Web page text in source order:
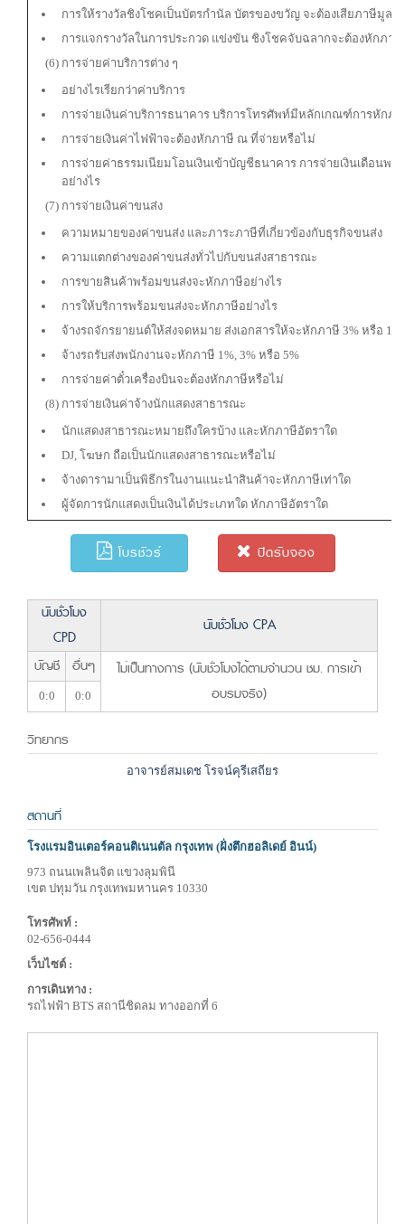
การให้รางวัลชิงโชคเป็นบัตรกำนัล บัตรของขวัญ จะต้องเสียภาษีมูลค่
การแจกรางวัลในการประกวด แข่งขัน ชิงโชคจับฉลากจะต้องหักภา
(6) การจ่ายค่าบริการต่าง ๆ
อย่างไรเรียกว่าค่าบริการ
การจ่ายเงินค่าบริการธนาคาร บริการโทรศัพท์มีหลักเกณฑ์การหักภ
การจ่ายเงินค่าไฟฟ้าจะต้องหักภาษี ณ ที่จ่ายหรือไม่
การจ่ายค่าธรรมเนียมโอนเงินเข้าบัญชีธนาคาร การจ่ายเงินเดือน
อย่างไร
(7) การจ่ายเงินค่าขนส่ง
ความหมายของค่าขนส่ง และภาระภาษีที่เกี่ยวข้องกับธุรกิจขนส่ง
ความแตกต่างของค่าขนส่งทั่วไปกับขนส่งสาธารณะ
การขายสินค้าพร้อมขนส่งจะหักภาษีอย่างไร
การให้บริการพร้อมขนส่งจะหักภาษีอย่างไร
จ้างรถจักรยายนต์ให้ส่งจดหมาย ส่งเอกสารให้จะหักภาษี 3% หรือ 1%
จ้างรถรับส่งพนักงานจะหักภาษี 1%, 3% หรือ 5%
การจ่ายค่าตั๋วเครื่องบินจะต้องหักภาษีหรือไม่
(8) การจ่ายเงินค่าจ้างนักแสดงสาธารณะ
นักแสดงสาธารณะหมายถึงใครบ้าง และหักภาษีอัตราใด
DJ, โฆษก ถือเป็นนักแสดงสาธารณะหรือไม่
จ้างดารามาเป็นพิธีกรในงานแนะนำสินค้าจะหักภาษีเท่าใด
ผู้จัดการนักแสดงเป็นเงินได้ประเภทใด หักภาษีอัตราใด
โบรชัวร์ ปิดรับจอง
นับชั่วโมง
CPD
นับชั่วโมง CPA
บัญชี
อื่นๆ
ไม่เป็นทางการ (นับชั่วโมงได้ตามจำนวน ชม. การเข้า
อบรมจริง)
0:0 0:0
วิทยากร
อาจารย์สมเดช โรจน์คุรีเสถียร
สถานที่
โรงแรมอินเตอร์คอนติเนนตัล กรุงเทพ (ฝั่งตึกฮอลิเดย์ อินน์)
973 ถนนเพลินจิต แขวงลุมพินี
เขต ปทุมวัน กรุงเทพมหานคร 10330
โทรศัพท์ :
02-656-0444
เว็บไซต์ :
การเดินทาง :
รถไฟฟ้า BTS สถานีชิดลม ทางออกที่ 6